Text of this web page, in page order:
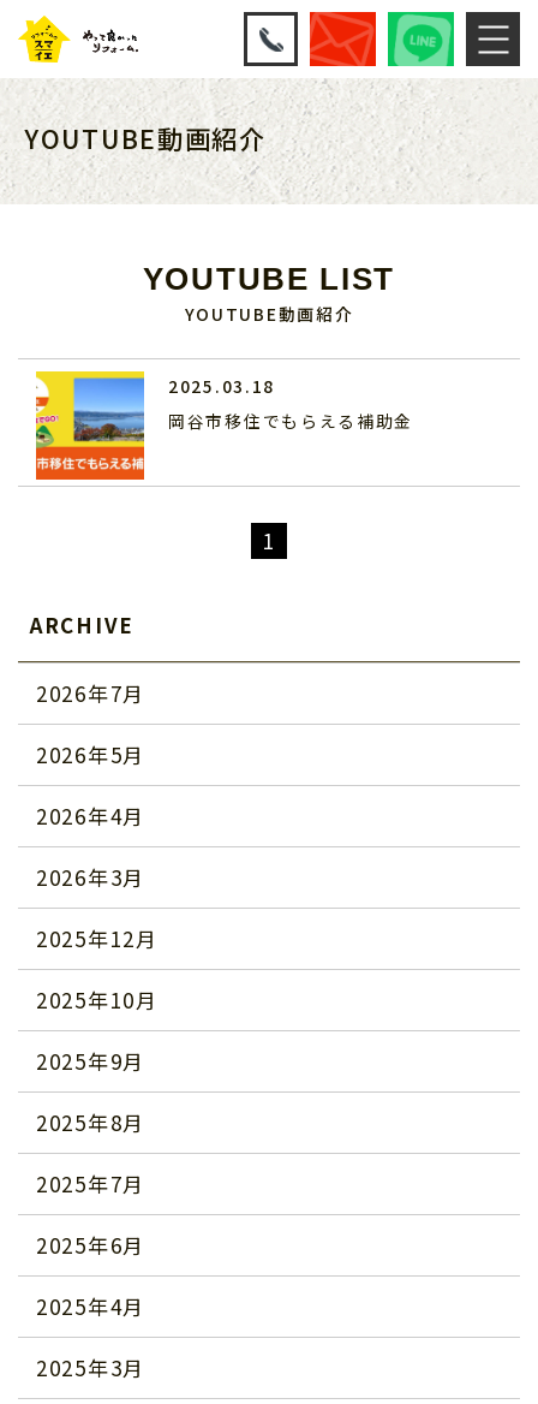
YOUTUBE動画紹介
YOUTUBE LIST
YOUTUBE動画紹介
2025.03.18
岡谷市移住でもらえる補助金
1
ARCHIVE
2026年7月
2026年5月
2026年4月
2026年3月
2025年12月
2025年10月
2025年9月
2025年8月
2025年7月
2025年6月
2025年4月
2025年3月